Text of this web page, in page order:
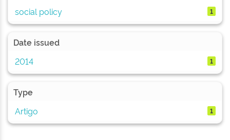
social policy 1
Date issued
2014
1
Type
Artigo
1